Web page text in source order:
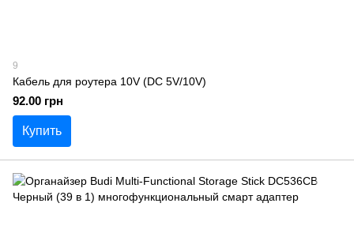
9
Кабель для роутера 10V (DC 5V/10V)
92.00 грн
Купить